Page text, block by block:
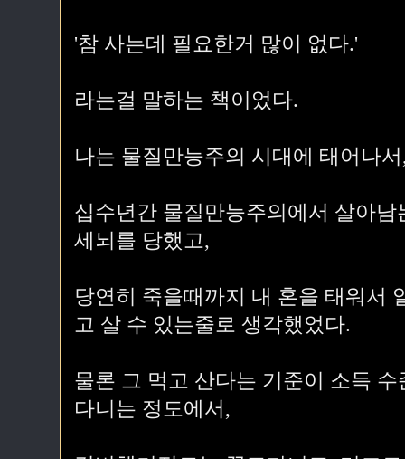
'참 사는데 필요한거 많이 없다.'
라는걸 말하는 책이었다.
나는 물질만능주의 시대에 태어나
십수년간 물질만능주의에서 살아
세뇌를 당했고,
당연히 죽을때까지 내 혼을 태워서
고 살 수 있는줄로 생각했었다.
물론 그 먹고 산다는 기준이 소득
다니는 정도에서,